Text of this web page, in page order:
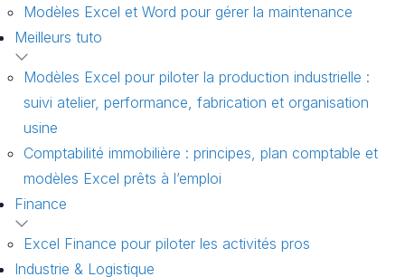
Modèles Excel et Word pour gérer la maintenance
Meilleurs tuto
Modèles Excel pour piloter la production industrielle :
suivi atelier, performance, fabrication et organisation
usine
Comptabilité immobilière : principes, plan comptable et
modèles Excel prêts à l’emploi
Finance
Excel Finance pour piloter les activités pros
Industrie & Logistique